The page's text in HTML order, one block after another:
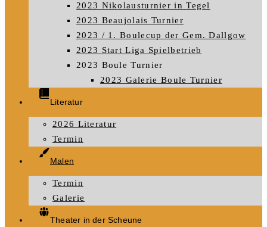
2023 Nikolausturnier in Tegel
2023 Beaujolais Turnier
2023 / 1. Boulecup der Gem. Dallgow
2023 Start Liga Spielbetrieb
2023 Boule Turnier
2023 Galerie Boule Turnier
Literatur
2026 Literatur
Termin
Malen
Termin
Galerie
Theater in der Scheune